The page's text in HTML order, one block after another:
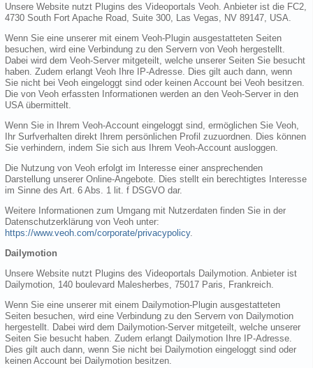
Unsere Website nutzt Plugins des Videoportals Veoh. Anbieter ist die FC2,
4730 South Fort Apache Road, Suite 300, Las Vegas, NV 89147, USA.
Wenn Sie eine unserer mit einem Veoh-Plugin ausgestatteten Seiten
besuchen, wird eine Verbindung zu den Servern von Veoh hergestellt.
Dabei wird dem Veoh-Server mitgeteilt, welche unserer Seiten Sie besucht
haben. Zudem erlangt Veoh Ihre IP-Adresse. Dies gilt auch dann, wenn
Sie nicht bei Veoh eingeloggt sind oder keinen Account bei Veoh besitzen.
Die von Veoh erfassten Informationen werden an den Veoh-Server in den
USA übermittelt.
Wenn Sie in Ihrem Veoh-Account eingeloggt sind, ermöglichen Sie Veoh,
Ihr Surfverhalten direkt Ihrem persönlichen Profil zuzuordnen. Dies können
Sie verhindern, indem Sie sich aus Ihrem Veoh-Account ausloggen.
Die Nutzung von Veoh erfolgt im Interesse einer ansprechenden
Darstellung unserer Online-Angebote. Dies stellt ein berechtigtes Interesse
im Sinne des Art. 6 Abs. 1 lit. f DSGVO dar.
Weitere Informationen zum Umgang mit Nutzerdaten finden Sie in der
Datenschutzerklärung von Veoh unter:
https://www.veoh.com/corporate/privacypolicy.
Dailymotion
Unsere Website nutzt Plugins des Videoportals Dailymotion. Anbieter ist
Dailymotion, 140 boulevard Malesherbes, 75017 Paris, Frankreich.
Wenn Sie eine unserer mit einem Dailymotion-Plugin ausgestatteten
Seiten besuchen, wird eine Verbindung zu den Servern von Dailymotion
hergestellt. Dabei wird dem Dailymotion-Server mitgeteilt, welche unserer
Seiten Sie besucht haben. Zudem erlangt Dailymotion Ihre IP-Adresse.
Dies gilt auch dann, wenn Sie nicht bei Dailymotion eingeloggt sind oder
keinen Account bei Dailymotion besitzen.